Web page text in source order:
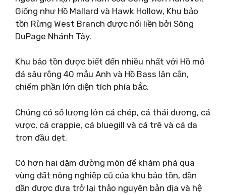
Giống như Hồ Mallard và Hawk Hollow, Khu bảo
tồn Rừng West Branch được nối liền bởi Sông
DuPage Nhánh Tây.
Khu bảo tồn được biết đến nhiều nhất với Hồ mỏ
đá sâu rộng 40 mẫu Anh và Hồ Bass lân cận,
chiếm phần lớn diện tích phía bắc.
Chúng có số lượng lớn cá chép, cá thái dương, cá
vược, cá crappie, cá bluegill và cá trê và cá da
trơn đầu dẹt.
Có hơn hai dặm đường mòn để khám phá qua
vùng đất nông nghiệp cũ của khu bảo tồn, dần
dần được đưa trở lại thảo nguyên bản địa và hệ